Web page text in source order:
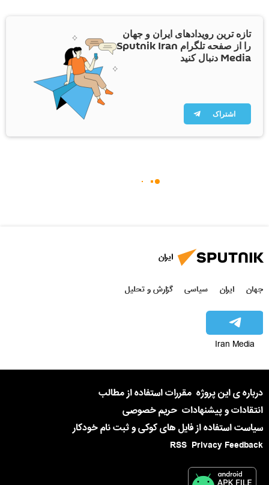
تازه ترین رویدادهای ایران و جهان
را از صفحه تلگرام Sputnik Iran
Media دنبال کنید
اشتراک
ایران
جهان ایران سیاسی گزارش و تحلیل
Iran Media
درباره ی این پروژه مقررات استفاده از مطالب
انتقادات و پیشنهادات حریم خصوصی
سیاست استفاده از فایل های کوکی و ثبت نام خودکار
Privacy Feedback
RSS